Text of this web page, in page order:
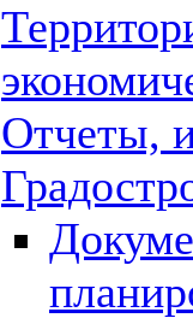
Отчеты,